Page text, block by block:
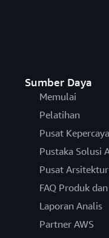
Sumber Daya
Memulai
Pelatihan
Pusat
Pustaka Solusi
Pusat Arsitektur
FAQ Produk
Laporan Analis
Partner AWS